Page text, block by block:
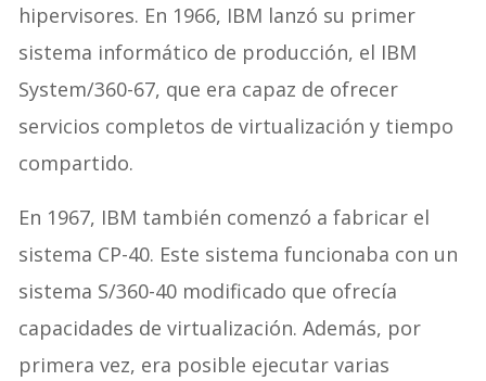
hipervisores. En 1966, IBM lanzó su primer
sistema informático de producción, el IBM
System/360-67, que era capaz de ofrecer
servicios completos de virtualización y tiempo
compartido.
En 1967, IBM también comenzó a fabricar el
sistema CP-40. Este sistema funcionaba con un
sistema S/360-40 modificado que ofrecía
capacidades de virtualización. Además, por
primera vez, era posible ejecutar varias